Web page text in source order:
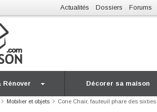
Actualités Dossiers Forums
Rénover Décorer sa maison
Mobilier et objets Cone Chair, fauteuil phare des sixties